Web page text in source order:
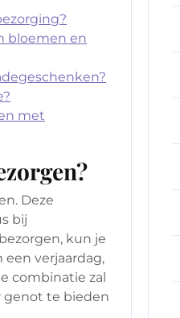
bloemen en
met
Deze
bij
kun je
een verjaardag,
combinatie zal
genot te bieden